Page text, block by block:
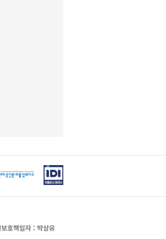
호책임자 : 박상유